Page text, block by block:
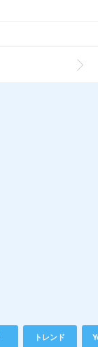
トレンド